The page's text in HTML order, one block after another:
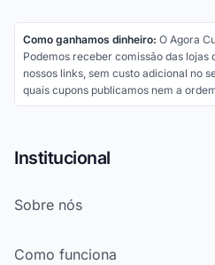
Como ganhamos dinheiro: O Agora
Podemos receber comissão das lojas
nossos links, sem custo adicional no
quais cupons publicamos nem a
Institucional
Sobre nós
Como funciona